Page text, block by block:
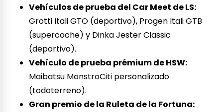
Vehículos de prueba del Car Meet de LS:
Grotti Itali GTO (deportivo), Progen Itali GTB
(supercoche) y Dinka Jester Classic
(deportivo).
Vehículo de prueba prémium de HSW:
Maibatsu MonstroCiti personalizado
(todoterreno).
Gran premio de la Ruleta de la Fortuna: